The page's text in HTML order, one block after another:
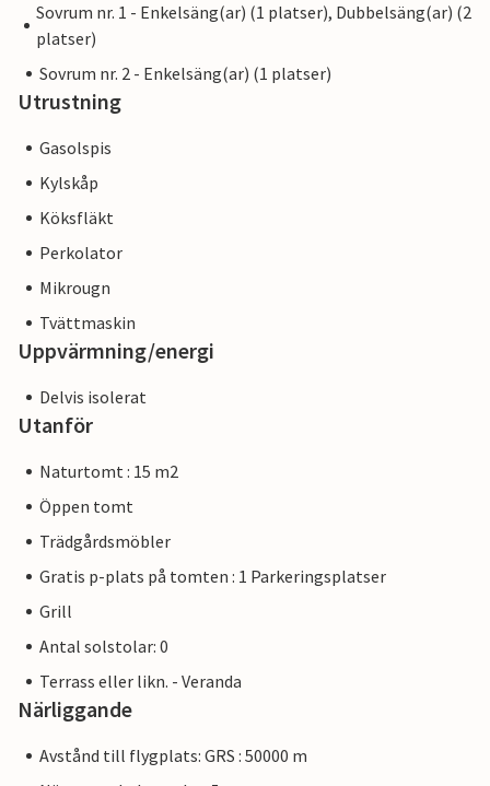
Sovrum nr. 1 - Enkelsäng(ar) (1 platser), Dubbelsäng(ar) (2
platser)
Sovrum nr. 2 - Enkelsäng(ar) (1 platser)
Utrustning
Gasolspis
Kylskåp
Köksfläkt
Perkolator
Mikrougn
Tvättmaskin
Uppvärmning/energi
Delvis isolerat
Utanför
Naturtomt : 15 m2
Öppen tomt
Trädgårdsmöbler
Gratis p-plats på tomten : 1 Parkeringsplatser
Grill
Antal solstolar: 0
Terrass eller likn. - Veranda
Närliggande
Avstånd till flygplats: GRS : 50000 m